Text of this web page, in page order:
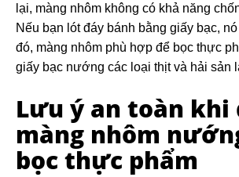
lại, màng nhôm không có khả năng
Nếu bạn lót đáy bánh bằng giấy bạc,
đó, màng nhôm phù hợp để bọc thực
giấy bạc nướng các loại thịt và hải sản
Lưu ý an toàn khi
màng nhôm
bọc thực phẩm